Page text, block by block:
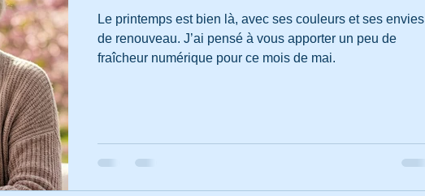
Le printemps est bien là, avec ses couleurs et ses envies
de renouveau. J’ai pensé à vous apporter un peu de
fraîcheur numérique pour ce mois de mai.